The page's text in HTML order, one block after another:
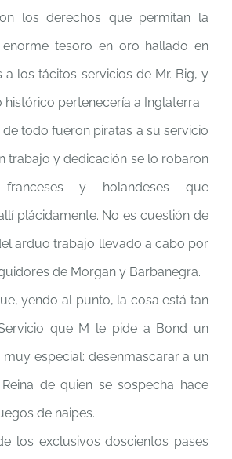
los derechos que permitan la
enorme tesoro en oro hallado en
a los tácitos servicios de Mr. Big, y
pertenecería a Inglaterra.
todo fueron piratas a su servicio
trabajo y dedicación se lo robaron
y holandeses que
plácidamente. No es cuestión de
arduo trabajo llevado a cabo por
de Morgan y Barbanegra.
yendo al punto, la cosa está tan
que M le pide a Bond un
especial: desenmascarar a un
de quien se sospecha hace
de naipes.
los exclusivos doscientos pases